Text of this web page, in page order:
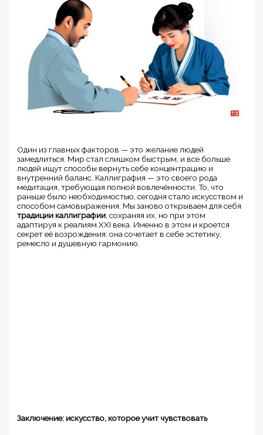
Один из главных факторов — это желание людей
замедлиться. Мир стал слишком быстрым, и все больше
людей ищут способы вернуть себе концентрацию и
внутренний баланс. Каллиграфия — это своего рода
медитация, требующая полной вовлечённости. То, что
раньше было необходимостью, сегодня стало искусством и
способом самовыражения. Мы заново открываем для себя
традиции каллиграфии , сохраняя их, но при этом
адаптируя к реалиям XXI века. Именно в этом и кроется
секрет её возрождения: она сочетает в себе эстетику,
ремесло и душевную гармонию.
Заключение: искусство, которое учит чувствовать